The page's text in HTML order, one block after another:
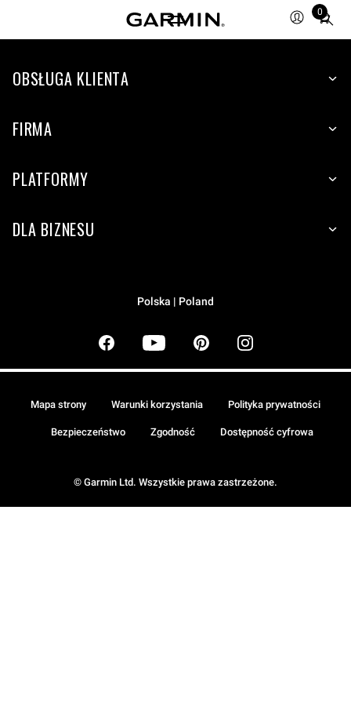
0
Total
items
cart:
OBSŁUGA KLIENTA
FIRMA
PLATFORMY
DLA BIZNESU
Polska | Poland
© Garmin Ltd. Wszystkie prawa zastrzeżone.
Mapa strony Warunki korzystania Polityka prywatności
Bezpieczeństwo Zgodność Dostępność cyfrowa